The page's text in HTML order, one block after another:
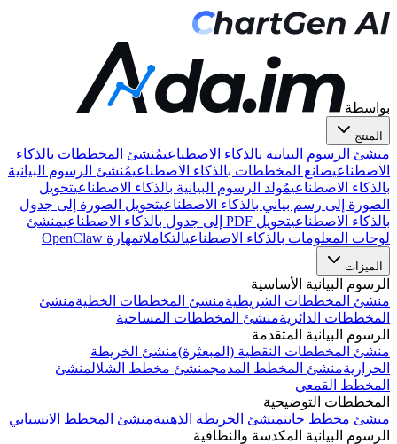
بواسطة
المنتج
منشئ الرسوم البيانية بالذكاء الاصطناعيمُنشئ المخططات بالذكاء
الاصطناعيصانع المخططات بالذكاء الاصطناعيمُنشئ الرسوم البيانية
بالذكاء الاصطناعيمُولد الرسوم البيانية بالذكاء الاصطناعيتحويل
الصورة إلى رسم بياني بالذكاء الاصطناعيتحويل الصورة إلى جدول
بالذكاء الاصطناعيتحويل PDF إلى جدول بالذكاء الاصطناعي
منشئ
لوحات المعلومات بالذكاء الاصطناعيالتكاملاتمهارة OpenClaw
الميزات
الرسوم البيانية الأساسية
منشئ المخططات الشريطيةمنشئ المخططات الخطيةمنشئ
المخططات الدائريةمنشئ المخططات المساحية
الرسوم البيانية المتقدمة
منشئ المخططات النقطية (المبعثرة)منشئ الخريطة
الحراريةمنشئ المخطط المدمجمنشئ مخطط الشلالمنشئ
المخطط القمعي
المخططات التوضيحية
منشئ مخطط جانتمنشئ الخريطة الذهنيةمنشئ المخطط الانسيابي
الرسوم البيانية المكدسة والنطاقية